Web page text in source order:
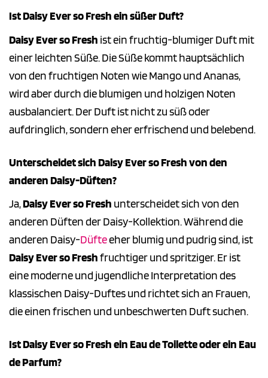
Ist Daisy Ever so Fresh ein süßer Duft?
Daisy Ever so Fresh ist ein fruchtig-blumiger Duft mit
einer leichten Süße. Die Süße kommt hauptsächlich
von den fruchtigen Noten wie Mango und Ananas,
wird aber durch die blumigen und holzigen Noten
ausbalanciert. Der Duft ist nicht zu süß oder
aufdringlich, sondern eher erfrischend und belebend.
Unterscheidet sich Daisy Ever so Fresh von den
anderen Daisy-Düften?
Ja,Daisy Ever so Fresh unterscheidet sich von den
anderen Düften der Daisy-Kollektion. Während die
anderen Daisy-Düfteeher blumig und pudrig sind, ist
Daisy Ever so Freshfruchtiger und spritziger. Er ist
eine moderne und jugendliche Interpretation des
klassischen Daisy-Duftes und richtet sich an Frauen,
die einen frischen und unbeschwerten Duft suchen.
Ist Daisy Ever so Fresh ein Eau de Toilette oder ein Eau
de Parfum?